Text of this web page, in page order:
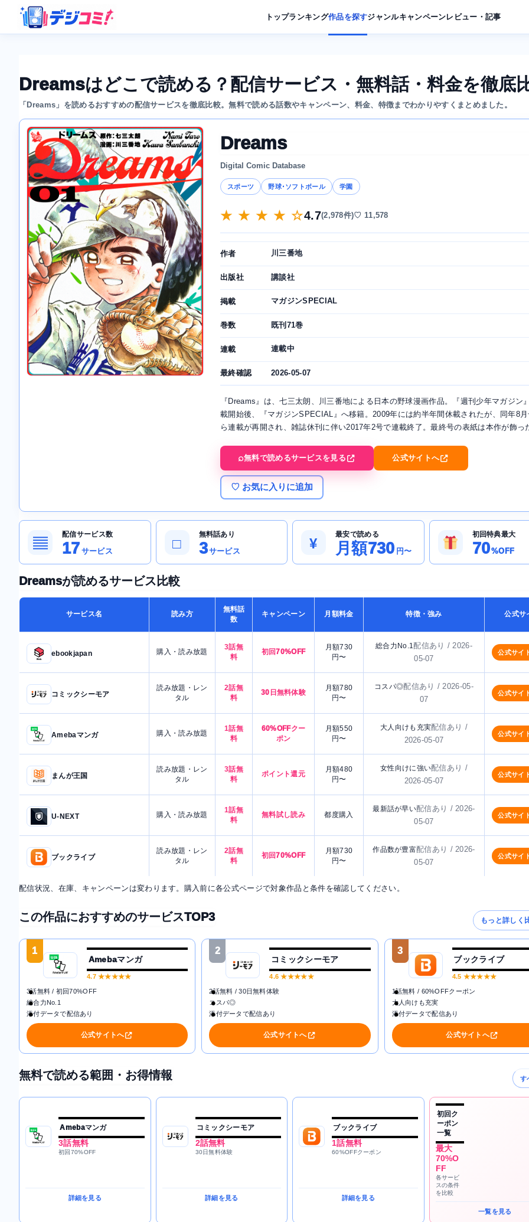
トップランキング作品を探すジャンルキャンペーンレビュー・記事
Dreamsはどこで読める？配信サービス・無料話・料金を徹底
「Dreams」を読めるおすすめの配信サービスを徹底比較。無料で読める話数やキャンペーン、料金、特徴までわかりやすくまとめました。
Dreams
Digital Comic Database
スポーツ 野球･ソフトボール 学園
★ ★ ★ ★ ☆4.7(2,978件)♡ 11,578
作者 川三番地
出版社 講談社
掲載 マガジンSPECIAL
巻数 既刊71巻
連載 連載中
最終確認 2026-05-07
『Dreams』は、七三太朗、川三番地による日本の野球漫画作品。『週刊少年マガジン
載開始後、『マガジンSPECIAL』へ移籍。2009年には約半年間休載されたが、同年8
ら連載が再開され、雑誌休刊に伴い2017年2号で連載終了。最終号の表紙は本作が飾っ
無料で読めるサービスを見る 公式サイトへ
♡ お気に入りに追加
▤
配信サービス数
17 サービス □
無料話あり
3サービス ¥
最安で読める
月額730 円〜
初回特典最大
70%OFF
Dreamsが読めるサービス比較
サービス名 読み方
無料話
数
キャンペーン 月額料金 特徴・強み 公式サ
ebookjapan 購入・読み放題
3話無
料
初回70%OFF
月額730
円〜
総合力No.1配信あり / 2026-
05-07
公式サイ
コミックシーモア
読み放題・レン
タル
2話無
料
30日無料体験
月額780
円〜
コスパ◎配信あり / 2026-05-
07
公式サイ
Amebaマンガ 購入・読み放題
1話無
料
60%OFFクー
ポン
月額550
円〜
大人向けも充実配信あり /
2026-05-07
公式サイ
まんが王国
読み放題・レン
タル
3話無
料
ポイント還元
月額480
円〜
女性向けに強い配信あり /
2026-05-07
公式サイ
U-NEXT 購入・読み放題
1話無
料
無料試し読み 都度購入
最新話が早い配信あり / 2026-
05-07
公式サイ
ブックライブ
読み放題・レン
タル
2話無
料
初回70%OFF
月額730
円〜
作品数が豊富配信あり / 2026-
05-07
公式サイ
配信状況、在庫、キャンペーンは変わります。購入前に各公式ページで対象作品と条件を確認してください。
この作品におすすめのサービスTOP3 もっと詳しく
1
Amebaマンガ
4.7★★★★★
3話無料 / 初回70%OFF
総合力No.1
添付データで配信あり
公式サイトへ
2
コミックシーモア
4.6 ★★★★★
2話無料 / 30日無料体験
コスパ◎
添付データで配信あり
公式サイトへ
3
ブックライブ
4.5 ★★★★★
1話無料 / 60%OFFクーポン
大人向けも充実
添付データで配信あり
公式サイトへ
無料で読める範囲・お得情報 す
Amebaマンガ
3話無料
初回70%OFF
詳細を見る
コミックシーモア
2話無料
30日無料体験
詳細を見る
ブックライブ
1話無料
60%OFFクーポン
詳細を見る
初回ク
ーポン
一覧
最大
70%O
FF
各サービ
スの条件
を比較
一覧を見る